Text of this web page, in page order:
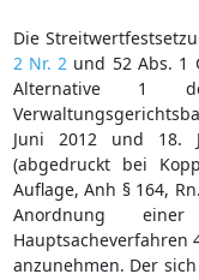
Die
2 Nr. 2 und 52 Abs. 1
Alternative 1
Juni 2012 und 18.
(abgedruckt bei
Auflage, Anh § 164,
Anordnung
Hauptsacheverfahren
anzunehmen. Der